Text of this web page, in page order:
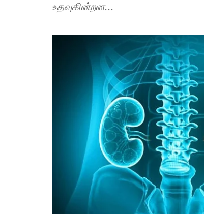
உதவுகின்றன...